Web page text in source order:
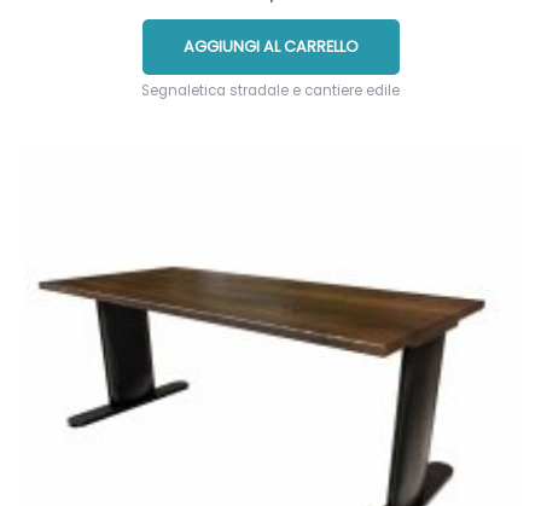
AGGIUNGI AL CARRELLO
Segnaletica stradale e cantiere edile